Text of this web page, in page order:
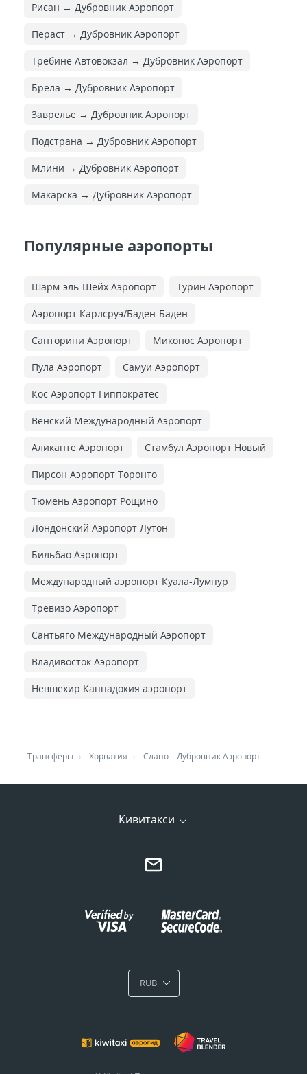
Рисан → Дубровник Аэропорт
Пераст → Дубровник Аэропорт
Требине Автовокзал → Дубровник Аэропорт
Брела → Дубровник Аэропорт
Заврелье → Дубровник Аэропорт
Подстрана → Дубровник Аэропорт
Млини → Дубровник Аэропорт
Макарска → Дубровник Аэропорт
Популярные аэропорты
Шарм-эль-Шейх Аэропорт Турин Аэропорт
Аэропорт Карлсруэ/Баден-Баден
Санторини Аэропорт Миконос Аэропорт
Пула Аэропорт Самуи Аэропорт
Кос Аэропорт Гиппократес
Венский Международный Аэропорт
Аликанте Аэропорт Стамбул Аэропорт Новый
Пирсон Аэропорт Торонто
Тюмень Аэропорт Рощино
Лондонский Аэропорт Лутон
Бильбао Аэропорт
Международный аэропорт Куала-Лумпур
Тревизо Аэропорт
Сантьяго Международный Аэропорт
Владивосток Аэропорт
Невшехир Каппадокия аэропорт
Трансферы Хорватия Слано–Дубровник Аэропорт
Кивитакси
RUB